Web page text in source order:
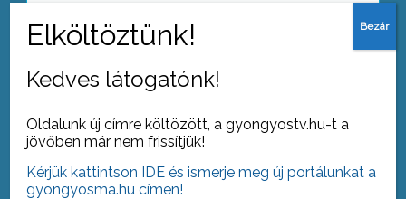
Gazdasági évnyitó
Kedves látogatónk!
Oldalunk új címre költözött, a gyongyostv.hu-t a
jövőben már nem frissítjük!
Kérjük kattintson IDE és ismerje meg új portálunkat a
gyongyosma.hu címen!